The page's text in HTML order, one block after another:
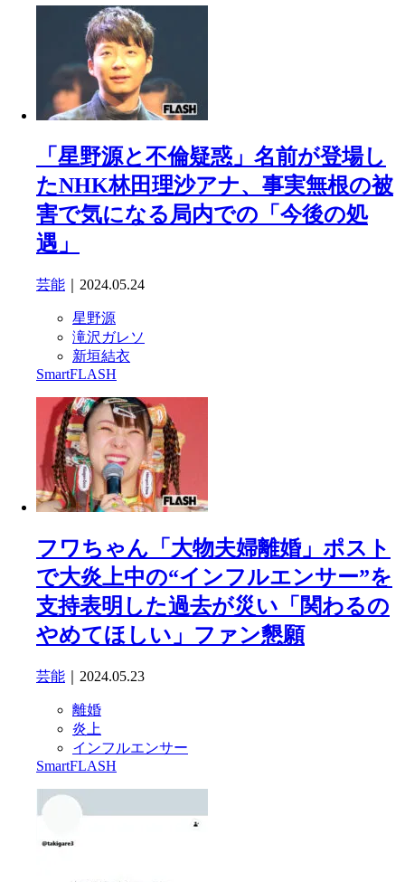
「星野源と不倫疑惑」名前が登場し
たNHK林田理沙アナ、事実無根の被
害で気になる局内での「今後の処
遇」
芸能 ｜2024.05.24
星野源
滝沢ガレソ
新垣結衣
SmartFLASH
フワちゃん「大物夫婦離婚」ポスト
で大炎上中の“インフルエンサー”を
支持表明した過去が災い「関わるの
やめてほしい」ファン懇願
芸能 ｜2024.05.23
離婚
炎上
インフルエンサー
SmartFLASH